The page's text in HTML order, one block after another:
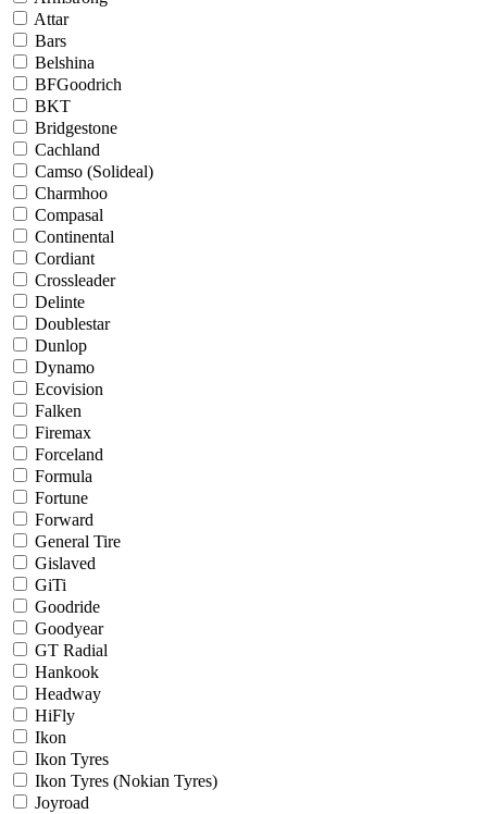
Attar
Bars
Belshina
BFGoodrich
BKT
Bridgestone
Cachland
Camso (Solideal)
Charmhoo
Compasal
Continental
Cordiant
Crossleader
Delinte
Doublestar
Dunlop
Dynamo
Ecovision
Falken
Firemax
Forceland
Formula
Fortune
Forward
General Tire
Gislaved
GiTi
Goodride
Goodyear
GT Radial
Hankook
Headway
HiFly
Ikon
Ikon Tyres
Ikon Tyres (Nokian Tyres)
Joyroad